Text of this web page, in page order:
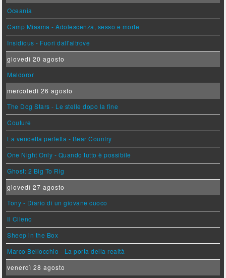
Oceania
Camp Miasma - Adolescenza, sesso e morte
Insidious - Fuori dall'altrove
giovedì 20 agosto
Maldoror
mercoledì 26 agosto
The Dog Stars - Le stelle dopo la fine
Couture
La vendetta perfetta - Bear Country
One Night Only - Quando tutto è possibile
Ghost: 2 Big To Rig
giovedì 27 agosto
Tony - Diario di un giovane cuoco
Il Cileno
Sheep in the Box
Marco Bellocchio - La porta della realtà
venerdì 28 agosto